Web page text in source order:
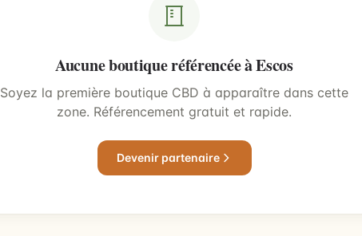
Aucune boutique référencée à Escos
Soyez la première boutique CBD à apparaître dans cette
zone. Référencement gratuit et rapide.
Devenir partenaire